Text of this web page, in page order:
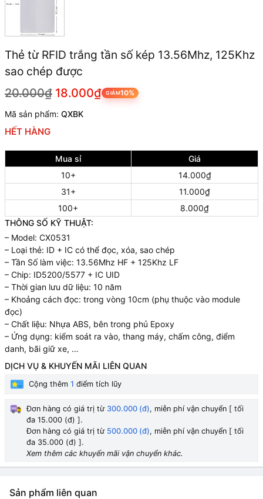
Thẻ từ RFID trắng tần số kép 13.56Mhz, 125Khz
sao chép được
20.000₫ 18.000₫ GIẢM10%
Mã sản phẩm: QXBK
HẾT HÀNG
Mua sỉ
Giá
10+
14.000₫
31+
11.000₫
100+
8.000₫
THÔNG SỐ KỸ THUẬT:
– Model: CX0531
– Loại thẻ: ID + IC có thể đọc, xóa, sao chép
– Tần Số làm việc: 13.56Mhz HF + 125Khz LF
– Chip: ID5200/5577 + IC UID
– Thời gian lưu dữ liệu: 10 năm
– Khoảng cách đọc: trong vòng 10cm (phụ thuộc vào module
đọc)
– Chất liệu: Nhựa ABS, bên trong phủ Epoxy
– Ứng dụng: kiểm soát ra vào, thang máy, chấm công, điểm
danh, bãi giữ xe, …
DỊCH VỤ & KHUYẾN MÃI LIÊN QUAN
Cộng thêm 1 điểm tích lũy
Đơn hàng có giá trị từ 300.000 (đ), miễn phí vận chuyển [ tối
đa 15.000 (đ) ].
Đơn hàng có giá trị từ 500.000 (đ), miễn phí vận chuyển [ tối
đa 35.000 (đ) ].
Xem thêm các khuyến mãi vận chuyển khác.
Sản phẩm liên quan